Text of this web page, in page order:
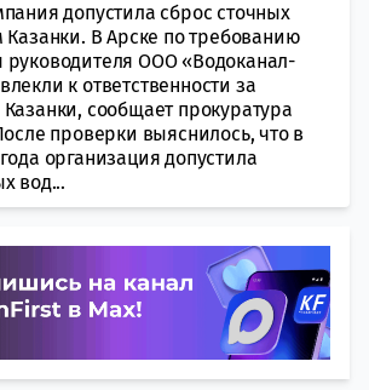
допустила сброс сточных
Казанки. В Арске по требованию
руководителя ООО «Водоканал-
к ответственности за
сообщает прокуратура
проверки выяснилось, что в
организация допустила
вод...